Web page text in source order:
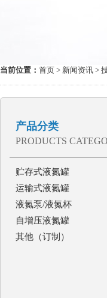
当前位置： 首页 > 新闻资讯 >
产品分类
PRODUCTS
贮存式液氮罐
运输式液氮罐
液氮泵/液氮杯
自增压液氮罐
其他（订制）